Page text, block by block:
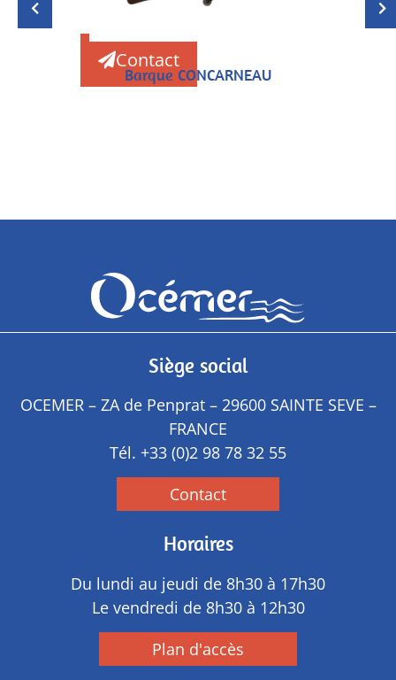
Contact
Barque CONCARNEAU
Siège social
OCEMER – ZA de Penprat – 29600 SAINTE SEVE –
FRANCE
Tél. +33 (0)2 98 78 32 55
Contact
Horaires
Du lundi au jeudi de 8h30 à 17h30
Le vendredi de 8h30 à 12h30
Plan d'accès